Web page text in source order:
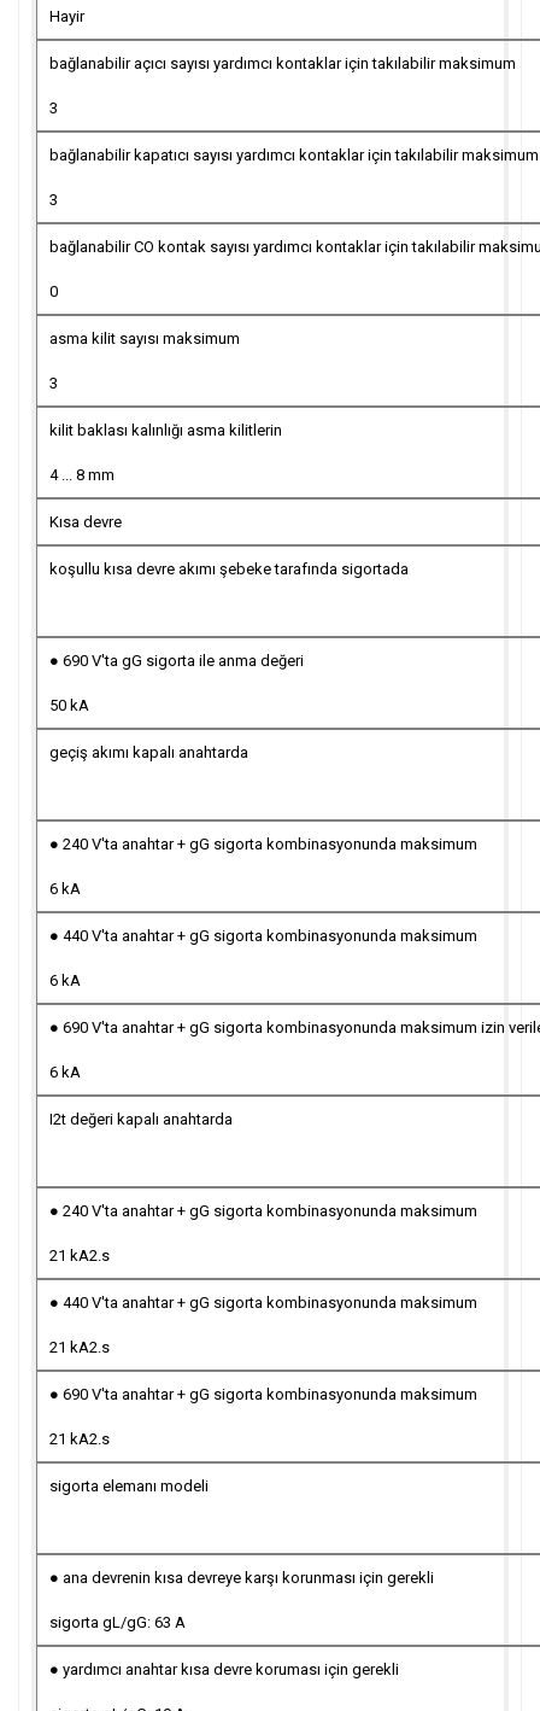
Hayir
bağlanabilir açıcı sayısı yardımcı kontaklar için takılabilir maksimum
3
bağlanabilir kapatıcı sayısı yardımcı kontaklar için takılabilir maksimum
3
bağlanabilir CO kontak sayısı yardımcı kontaklar için takılabilir
0
asma kilit sayısı maksimum
3
kilit baklası kalınlığı asma kilitlerin
4 ... 8 mm
Kısa devre
koşullu kısa devre akımı şebeke tarafında sigortada
● 690 V'ta gG sigorta ile anma değeri
50 kA
geçiş akımı kapalı anahtarda
● 240 V'ta anahtar + gG sigorta kombinasyonunda maksimum
6 kA
● 440 V'ta anahtar + gG sigorta kombinasyonunda maksimum
6 kA
● 690 V'ta anahtar + gG sigorta kombinasyonunda maksimum izin
6 kA
I2t değeri kapalı anahtarda
● 240 V'ta anahtar + gG sigorta kombinasyonunda maksimum
21 kA2.s
● 440 V'ta anahtar + gG sigorta kombinasyonunda maksimum
21 kA2.s
● 690 V'ta anahtar + gG sigorta kombinasyonunda maksimum
21 kA2.s
sigorta elemanı modeli
● ana devrenin kısa devreye karşı korunması için gerekli
sigorta gL/gG: 63 A
● yardımcı anahtar kısa devre koruması için gerekli